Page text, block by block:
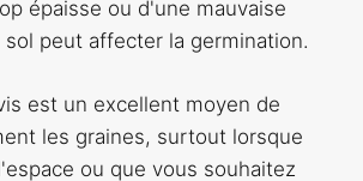
épaisse ou d'une mauvaise
sol peut affecter la germination.
est un excellent moyen de
les graines, surtout lorsque
ou que vous souhaitez